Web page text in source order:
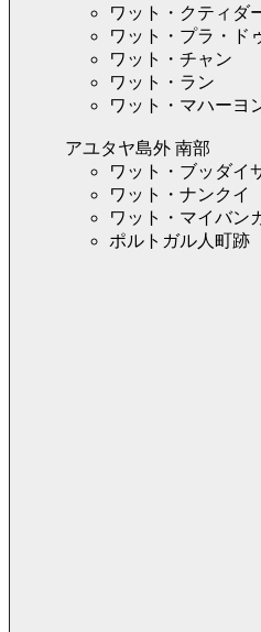
ワット・クティダ
ワット・プラ・ド
ワット・チャン
ワット・ラン
ワット・マハーヨ
アユタヤ島外 南部
ワット・ブッダイ
ワット・ナンクイ
ワット・マイバン
ポルトガル人町跡